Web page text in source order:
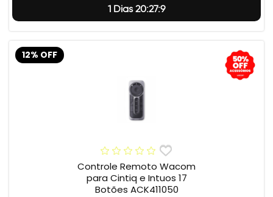
1 Dias 20:27:8
12% OFF
Controle Remoto Wacom
para Cintiq e Intuos 17
Botões ACK411050